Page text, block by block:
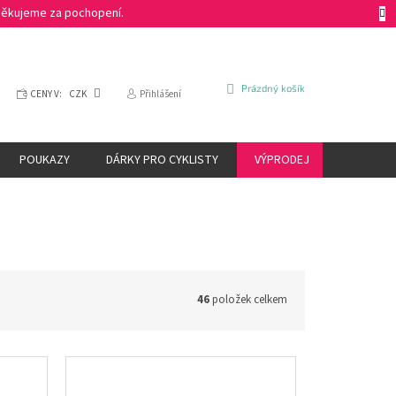
za pochopení.
CENY V: CZK Přihlášení
NÁKUPNÍ
Prázdný košík
POUKAZY DÁRKY PRO CYKLISTY VÝPRODEJ
46položek celkem